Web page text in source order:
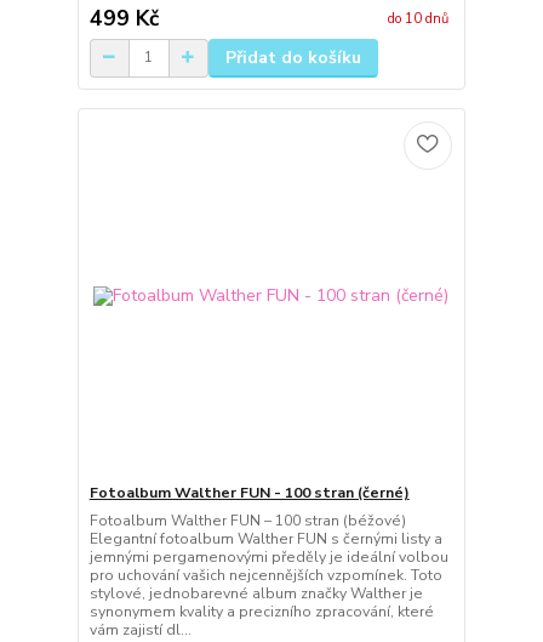
499 Kč do 10 dnů
Přidat do košíku
Fotoalbum Walther FUN - 100 stran (černé)
Fotoalbum Walther FUN – 100 stran (béžové)
Elegantní fotoalbum Walther FUN s černými listy a
jemnými pergamenovými předěly je ideální volbou
pro uchování vašich nejcennějších vzpomínek. Toto
stylové, jednobarevné album značky Walther je
synonymem kvality a precizního zpracování, které
vám zajistí dl...